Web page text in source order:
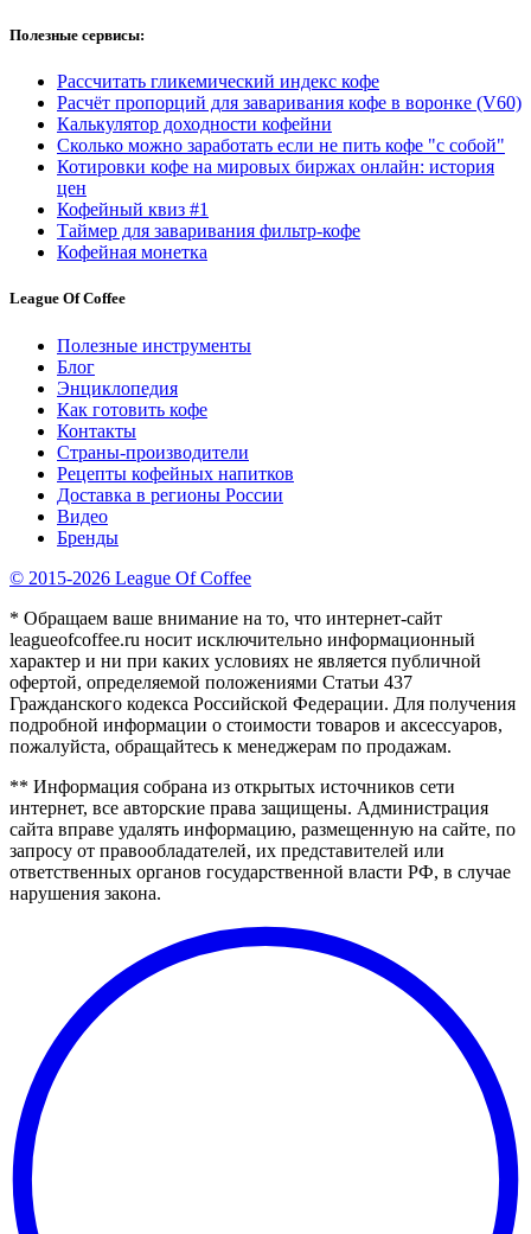
Полезные сервисы:
Рассчитать гликемический индекс кофе
Расчёт пропорций для заваривания кофе в воронке (V60)
Калькулятор доходности кофейни
Сколько можно заработать если не пить кофе "с собой"
Котировки кофе на мировых биржах онлайн: история
цен
Кофейный квиз #1
Таймер для заваривания фильтр-кофе
Кофейная монетка
League Of Coffee
Полезные инструменты
Блог
Энциклопедия
Как готовить кофе
Контакты
Страны-производители
Рецепты кофейных напитков
Доставка в регионы России
Видео
Бренды
© 2015-2026 League Of Coffee
* Обращаем ваше внимание на то, что интернет-сайт
leagueofcoffee.ru носит исключительно информационный
характер и ни при каких условиях не является публичной
офертой, определяемой положениями Статьи 437
Гражданского кодекса Российской Федерации. Для получения
подробной информации о стоимости товаров и аксессуаров,
пожалуйста, обращайтесь к менеджерам по продажам.
** Информация собрана из открытых источников сети
интернет, все авторские права защищены. Администрация
сайта вправе удалять информацию, размещенную на сайте, по
запросу от правообладателей, их представителей или
ответственных органов государственной власти РФ, в случае
нарушения закона.